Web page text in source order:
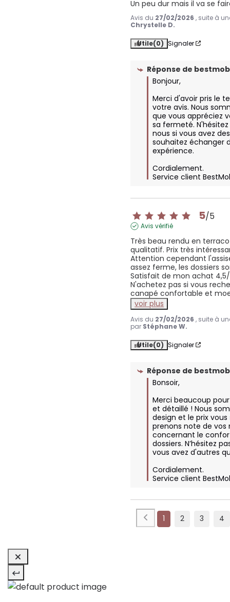
Un peu dur mais il va se
Avis du 27/02/2026 , suite à
Chrystelle D.
Utile(0) Signaler
Réponse de
Bonjour,
Merci d'avoir pris le
votre avis. Nous
que vous appréciez
sa fermeté.
nous si vous avez
souhaitez échanger
expérience.
Cordialement.
Service client
5/5
Avis vérifié
Très beau rendu en
qualitatif. Prix très
Attention cependant
assez ferme, les dossiers
Satisfait de mon achat
N'achetez pas si vous
canapé confortable et
voir plus
Avis du 27/02/2026 , suite à
par Stéphane W.
Utile(0) Signaler
Réponse de
Bonsoir,
Merci beaucoup
et détaillé ! Nous
design et le prix vous
prenons note de vos
concernant le
dossiers. N’hésitez
vous avez d'autres
Cordialement.
Service client
1 2 3 4